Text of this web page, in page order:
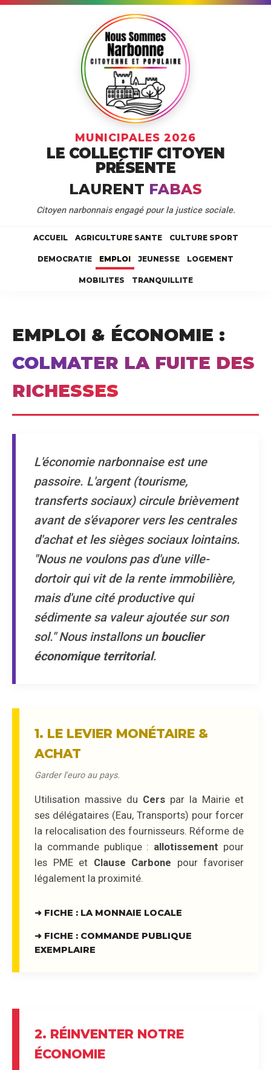
MUNICIPALES 2026
LE COLLECTIF CITOYEN
PRÉSENTE
LAURENT FABAS
Citoyen narbonnais engagé pour la justice sociale.
ACCUEIL AGRICULTURE SANTE CULTURE SPORT
DEMOCRATIE EMPLOI JEUNESSE LOGEMENT
MOBILITES TRANQUILLITE
EMPLOI & ÉCONOMIE :
COLMATER LA FUITE DES
RICHESSES
L'économie narbonnaise est une
passoire. L'argent (tourisme,
transferts sociaux) circule brièvement
avant de s'évaporer vers les centrales
d'achat et les sièges sociaux lointains.
"Nous ne voulons pas d'une ville-
dortoir qui vit de la rente immobilière,
mais d'une cité productive qui
sédimente sa valeur ajoutée sur son
sol." Nous installons un bouclier
économique territorial.
1. LE LEVIER MONÉTAIRE &
ACHAT
Garder l'euro au pays.
Utilisation massive du Cers par la Mairie et
ses délégataires (Eau, Transports) pour forcer
la relocalisation des fournisseurs. Réforme de
la commande publique : allotissement pour
les PME et Clause Carbone pour favoriser
légalement la proximité.
➜ FICHE : LA MONNAIE LOCALE
➜ FICHE : COMMANDE PUBLIQUE
EXEMPLAIRE
2. RÉINVENTER NOTRE
ÉCONOMIE